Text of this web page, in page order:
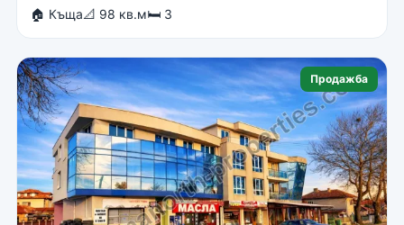
🏠 Къща📐 98 кв.м🛏 3
Продажба